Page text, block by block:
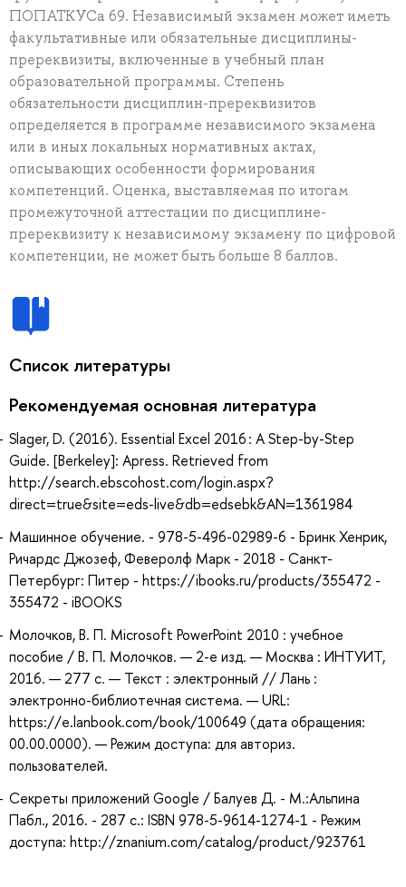
ПОПАТКУСа 69. Независимый экзамен может иметь
факультативные или обязательные дисциплины-
пререквизиты, включенные в учебный план
образовательной программы. Степень
обязательности дисциплин-пререквизитов
определяется в программе независимого экзамена
или в иных локальных нормативных актах,
описывающих особенности формирования
компетенций. Оценка, выставляемая по итогам
промежуточной аттестации по дисциплине-
пререквизиту к независимому экзамену по цифровой
компетенции, не может быть больше 8 баллов.
Список литературы
Рекомендуемая основная литература
Slager, D. (2016). Essential Excel 2016 : A Step-by-Step
Guide. [Berkeley]: Apress. Retrieved from
http://search.ebscohost.com/login.aspx?
direct=true&site=eds-live&db=edsebk&AN=1361984
Машинное обучение. - 978-5-496-02989-6 - Бринк Хенрик,
Ричардс Джозеф, Феверолф Марк - 2018 - Санкт-
Петербург: Питер - https://ibooks.ru/products/355472 -
355472 - iBOOKS
Молочков, В. П. Microsoft PowerPoint 2010 : учебное
пособие / В. П. Молочков. — 2-е изд. — Москва : ИНТУИТ,
2016. — 277 с. — Текст : электронный // Лань :
электронно-библиотечная система. — URL:
https://e.lanbook.com/book/100649 (дата обращения:
00.00.0000). — Режим доступа: для авториз.
пользователей.
Секреты приложений Google / Балуев Д. - М.:Альпина
Пабл., 2016. - 287 с.: ISBN 978-5-9614-1274-1 - Режим
доступа: http://znanium.com/catalog/product/923761